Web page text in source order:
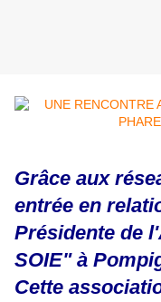
Grâce aux
entrée en
Présidente de
SOIE" à
Cette